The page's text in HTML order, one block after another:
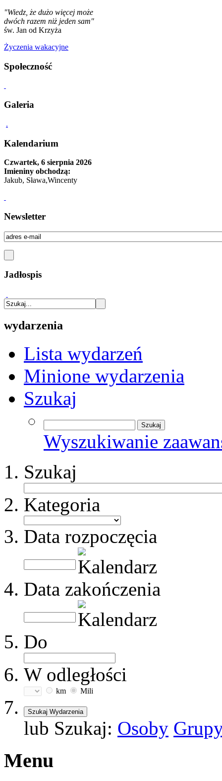
"Wiedz, że dużo więcej może
dwóch razem niż jeden sam"
św. Jan od Krzyża
Życzenia wakacyjne
Społeczność
Galeria
.
Kalendarium
Czwartek, 6 sierpnia 2026
Imieniny obchodzą:
Jakub, Sława,Wincenty
Newsletter
Jadłospis
wydarzenia
Lista wydarzeń
Minione wydarzenia
Szukaj
Wyszukiwanie
Szukaj
Kategoria
Data rozpoczęcia
Data zakończenia
Do
W odległości
km Mili
lub Szukaj: Osoby
Menu